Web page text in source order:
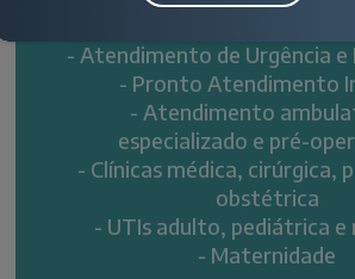
- Atendimento de Urgência e
- Pronto Atendimento
- Atendimento
especializado e pré-
- Clínicas médica, cirúrgica,
obstétrica
- UTIs adulto, pediátrica e
- Maternidade